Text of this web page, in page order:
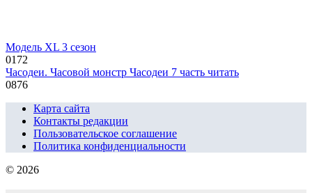
Модель XL 3 сезон
0172
Часодеи. Часовой монстр Часодеи 7 часть читать
0876
Карта сайта
Контакты редакции
Пользовательское соглашение
Политика конфиденциальности
© 2026